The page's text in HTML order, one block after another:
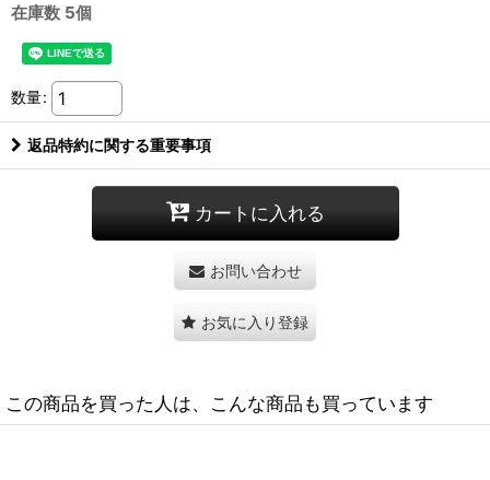
在庫数 5個
数量:
返品特約に関する重要事項
カートに入れる
お問い合わせ
お気に入り登録
この商品を買った人は、こんな商品も買っています